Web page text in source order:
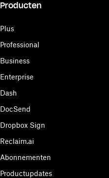
Producten
Plus
Professional
Business
Enterprise
Dash
DocSend
Dropbox Sign
Reclaim.ai
Abonnementen
Productupdates